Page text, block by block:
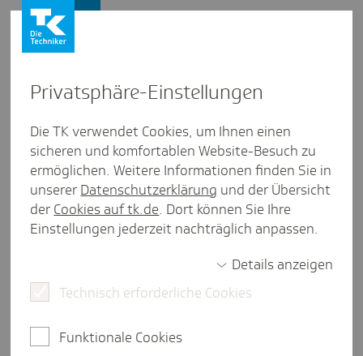
Schmerz­the­rapie bei chro­ni­
schen Kopf­schmerzen und
Migräne
Artikel aus Schles­wig-Holstein
Sie sind ein chronischer Schmerzpatient? Hier
finden Sie Hilfe.
weniger als eine Minute Lesezeit
Presse und Politik Ambulante Versorgung
Privat­sphäre-Einstel­lungen
Die TK verwendet Cookies, um Ihnen einen
sicheren und komfortablen Website-Besuch zu
ermöglichen. Weitere Informationen finden Sie in
unserer Datenschutzerklärung und der Übersicht
der Cookies auf tk.de. Dort können Sie Ihre
Einstellungen jederzeit nachträglich anpassen.
Details anzeigen
Technisch erforderliche Cookies
Funktionale Cookies